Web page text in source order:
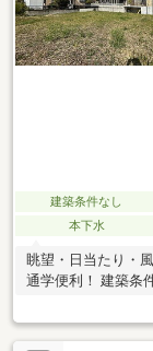
建築条件なし
本下水
眺望・日当たり・
通学便利！ 建築条